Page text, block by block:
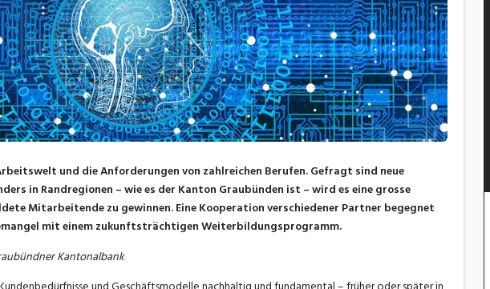
und die Anforderungen von zahlreichen Berufen. Gefragt sind neue
in Randregionen – wie es der Kanton Graubünden ist – wird es eine grosse
Mitarbeitende zu gewinnen. Eine Kooperation verschiedener Partner begegnet
mit einem zukunftsträchtigen Weiterbildungsprogramm.
Kantonalbank